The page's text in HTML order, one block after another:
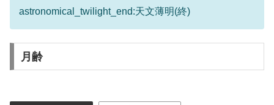
astronomical_twilight_end:天文薄明(終)
月齢